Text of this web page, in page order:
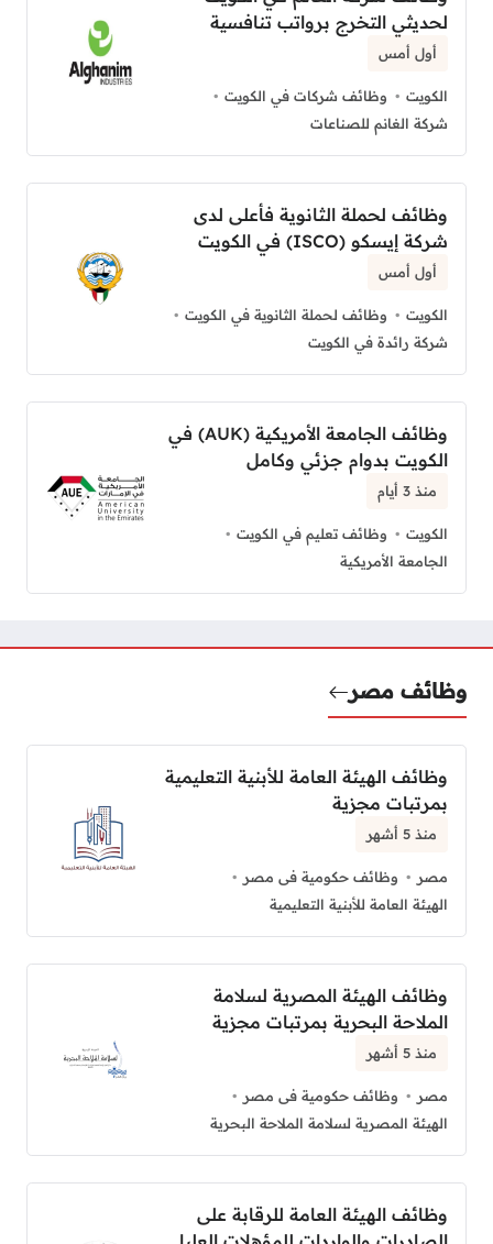
لحديثي التخرج برواتب تنافسية
أول أمس
الكويت
وظائف شركات في الكويت
شركة الغانم للصناعات
وظائف لحملة الثانوية فأعلى لدى
شركة إيسكو (ISCO) في الكويت
أول أمس
الكويت
وظائف لحملة الثانوية في الكويت
شركة رائدة في الكويت
وظائف الجامعة الأمريكية (AUK) في
الكويت بدوام جزئي وكامل
منذ 3 أيام
الكويت
وظائف تعليم في الكويت
الجامعة الأمريكية
وظائف مصر
وظائف الهيئة العامة للأبنية التعليمية
بمرتبات مجزية
منذ 5 أشهر
مصر
وظائف حكومية فى مصر
الهيئة العامة للأبنية التعليمية
وظائف الهيئة المصرية لسلامة
الملاحة البحرية بمرتبات مجزية
منذ 5 أشهر
مصر
وظائف حكومية فى مصر
الهيئة المصرية لسلامة الملاحة البحرية
وظائف الهيئة العامة للرقابة على